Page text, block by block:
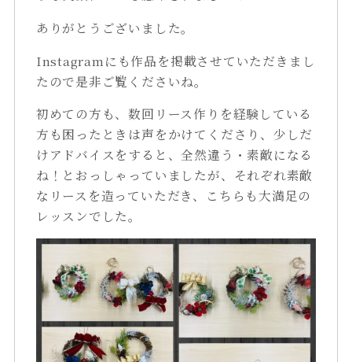
ありがとうございました。
Instagramにも作品を掲載させていただきまし
たので是非ご覧くださいね。
初めての方も、数回リース作りを経験している
方も困ったときは声をかけてくださり、少しだ
けアドバイスをすると、全然違う・素敵になる
ね！とおっしゃっていましたが、それぞれ素敵
なリースを造っていただき、こちらも大満足の
レッスンでした。